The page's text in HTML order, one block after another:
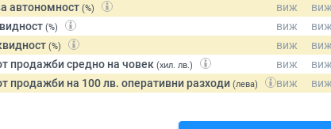
автономност (%)
(%)
(%)
продажби средно на човек (хил. лв.)
продажби на 100 лв. оперативни разходи (лева)